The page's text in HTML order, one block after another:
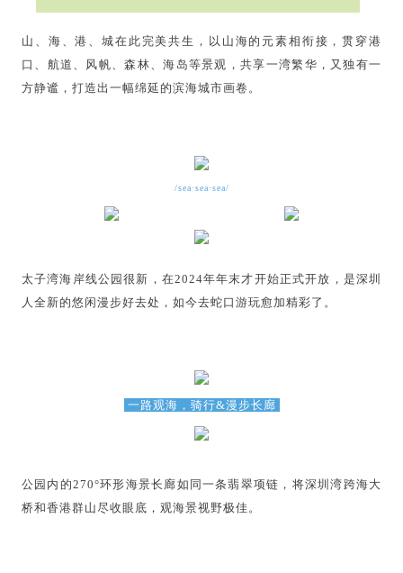
山、海、港、城在此完美共生，以山海的元素相衔接，贯穿港
口、航道、风帆、森林、海岛等景观，共享一湾繁华，又独有一
方静谧，打造出一幅绵延的滨海城市画卷。
/sea·sea·sea/
太子湾海岸线公园很新，在2024年年末才开始正式开放，是深圳
人全新的悠闲漫步好去处，如今去蛇口游玩愈加精彩了。
一路观海，骑行&漫步长廊
公园内的270°环形海景长廊如同一条翡翠项链，将深圳湾跨海大
桥和香港群山尽收眼底，观海景视野极佳。